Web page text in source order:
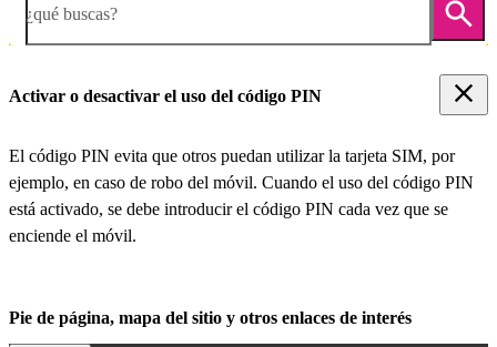
¿qué buscas?
Activar o desactivar el uso del código PIN
El código PIN evita que otros puedan utilizar la tarjeta SIM, por
ejemplo, en caso de robo del móvil. Cuando el uso del código PIN
está activado, se debe introducir el código PIN cada vez que se
enciende el móvil.
Pie de página, mapa del sitio y otros enlaces de interés